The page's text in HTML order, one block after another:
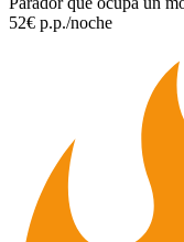
52€ p.p./noche